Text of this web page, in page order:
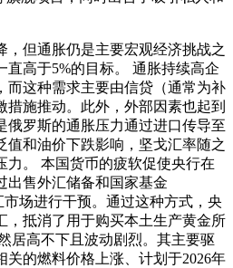
，但通胀仍是主要宏观经济挑战之
直高于5%的目标。 通胀持续高企
而这种需求主要由信贷（通常为补
措施推动。此外，外部因素也起到
俄罗斯的通胀压力通过进口传导至
值和油价下跌影响，坚戈汇率随之
力。 本国货币的疲软促使央行在
出售外汇储备和国家基金
市场进行干预。通过这种方式，央
，抵消了用于购买本土生产黄金所
居高不下且波动剧烈。其主要驱
关的燃料价格上涨、计划于2026年